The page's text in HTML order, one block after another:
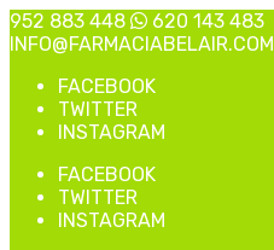
952 883 448
620 143 483
INFO@FARMACIABELAIR.COM
FACEBOOK
TWITTER
INSTAGRAM
FACEBOOK
TWITTER
INSTAGRAM